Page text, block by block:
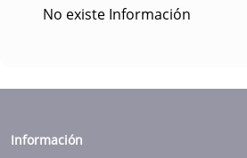
No existe Información
Información